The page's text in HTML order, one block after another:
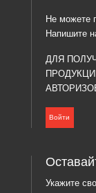
Не можете
Напишите
ДЛЯ
Войти
Укажите